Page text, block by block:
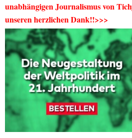
unabhängigen Journalismus von
unseren herzlichen Dank!!>>>